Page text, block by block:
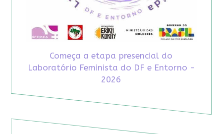
Começa a etapa presencial do
Laboratório Feminista do DF e Entorno -
2026